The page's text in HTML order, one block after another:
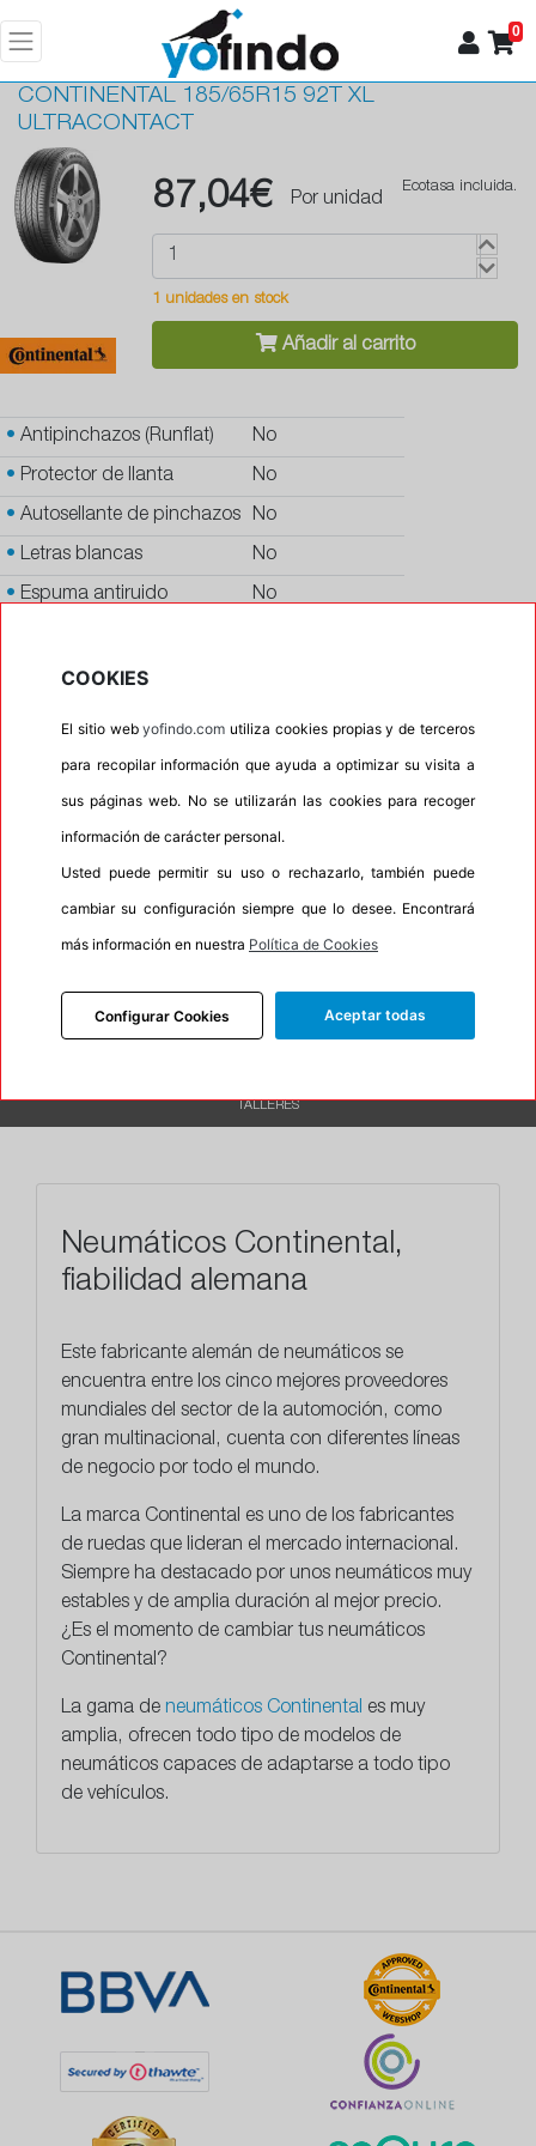
0
CONTINENTAL 185/65R15 92T XL
ULTRACONTACT
87,04€ Por unidad
Ecotasa incluida.
1 unidades en stock
Añadir al carrito
• Antipinchazos (Runflat) No
• Protector de llanta No
• Autosellante de pinchazos No
• Letras blancas No
• Espuma antiruido No
Banda blanca
P.O.R. No
Oportunidad No
Etiqueta energética Información Eprel
TALLERES
Neumáticos Continental,
fiabilidad alemana
Este fabricante alemán de neumáticos se
encuentra entre los cinco mejores proveedores
mundiales del sector de la automoción, como
gran multinacional, cuenta con diferentes líneas
de negocio por todo el mundo.
La marca Continental es uno de los fabricantes
de ruedas que lideran el mercado internacional.
Siempre ha destacado por unos neumáticos muy
estables y de amplia duración al mejor precio.
¿Es el momento de cambiar tus neumáticos
Continental?
La gama de neumáticos Continental es muy
amplia, ofrecen todo tipo de modelos de
neumáticos capaces de adaptarse a todo tipo
de vehículos.
COOKIES
El sitio webyofindo.com utiliza cookies propias y de terceros
para recopilar información que ayuda a optimizar su visita a
sus páginas web. No se utilizarán las cookies para recoger
información de carácter personal.
Usted puede permitir su uso o rechazarlo, también puede
cambiar su configuración siempre que lo desee. Encontrará
más información en nuestra Política de Cookies
Configurar Cookies Aceptar todas